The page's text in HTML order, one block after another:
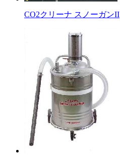
CO2クリーナ スノーガンII